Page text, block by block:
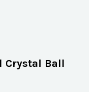
Crystal Ball